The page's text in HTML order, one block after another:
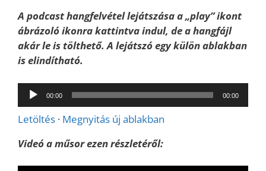
A podcast hangfelvétel lejátszása a „play” ikont
ábrázoló ikonra kattintva indul, de a hangfájl
akár le is tölthető. A lejátszó egy külön ablakban
is elindítható.
Audió
lejátszó
00:00 00:00
Letöltés · Megnyitás új ablakban
Videó a műsor ezen részletéről: